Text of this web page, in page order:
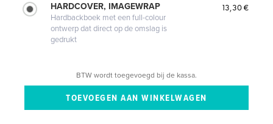
HARDCOVER, IMAGEWRAP
Hardbackboek met een full-colour
ontwerp dat direct op de omslag is
gedrukt
13,30 €
BTW wordt toegevoegd bij de kassa.